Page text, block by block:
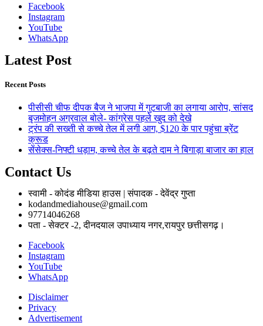
Facebook
Instagram
YouTube
WhatsApp
Latest Post
Recent Posts
पीसीसी चीफ दीपक बैज ने भाजपा में गुटबाजी का लगाया आरोप, सांसद
बृजमोहन अग्रवाल बोले- कांग्रेस पहले खुद को देखे
ट्रंप की सख्ती से कच्चे तेल में लगी आग, $120 के पार पहुंचा ब्रेंट
क्रूड
सेंसेक्स-निफ्टी धड़ाम, कच्चे तेल के बढ़ते दाम ने बिगाड़ा बाजार का हाल
Contact Us
स्वामी - कोदंड मीडिया हाउस | संपादक - देवेंद्र गुप्ता
kodandmediahouse@gmail.com
97714046268
पता - सेक्टर -2, दीनदयाल उपाध्याय नगर,रायपुर छत्तीसगढ़।
Facebook
Instagram
YouTube
WhatsApp
Disclaimer
Privacy
Advertisement